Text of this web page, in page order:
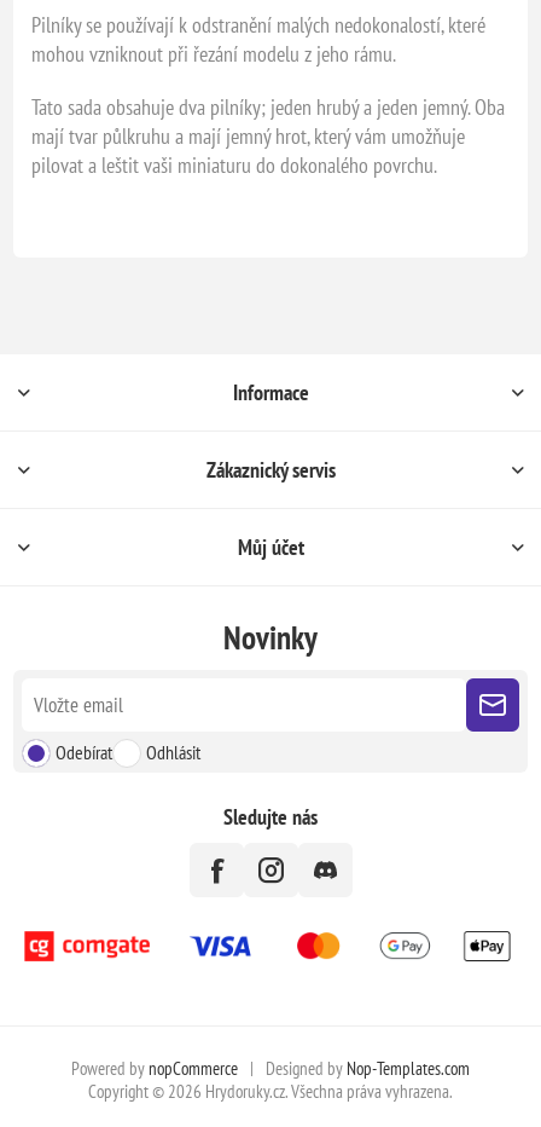
Pilníky se používají k odstranění malých nedokonalostí, které
mohou vzniknout při řezání modelu z jeho rámu.
Tato sada obsahuje dva pilníky; jeden hrubý a jeden jemný. Oba
mají tvar půlkruhu a mají jemný hrot, který vám umožňuje
pilovat a leštit vaši miniaturu do dokonalého povrchu.
Informace
Zákaznický servis
Můj účet
Novinky
Odebírat Odhlásit
Sledujte nás
Powered by nopCommerce | Designed by Nop-Templates.com
Copyright © 2026 Hrydoruky.cz. Všechna práva vyhrazena.